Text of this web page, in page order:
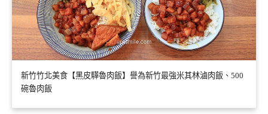
新竹竹北美食【黑皮驊魯肉飯】譽為新竹最強米其林滷肉飯、500
碗魯肉飯